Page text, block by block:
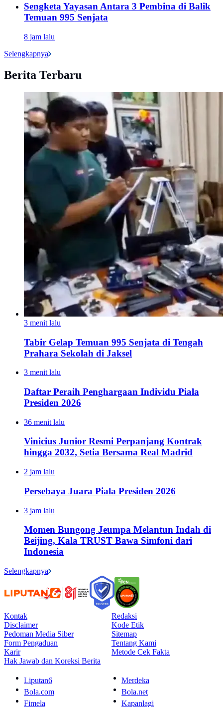
Sengketa Yayasan Antara 3 Pembina di Balik
Temuan 995 Senjata
8 jam lalu
Selengkapnya
Berita Terbaru
3 menit lalu
Tabir Gelap Temuan 995 Senjata di Tengah
Prahara Sekolah di Jaksel
3 menit lalu
Daftar Peraih Penghargaan Individu Piala
Presiden 2026
36 menit lalu
Vinicius Junior Resmi Perpanjang Kontrak
hingga 2032, Setia Bersama Real Madrid
2 jam lalu
Persebaya Juara Piala Presiden 2026
3 jam lalu
Momen Bungong Jeumpa Melantun Indah di
Beijing, Kala TRUST Bawa Simfoni dari
Indonesia
Selengkapnya
Kontak
Redaksi
Disclaimer
Kode Etik
Pedoman Media Siber
Sitemap
Form Pengaduan
Tentang Kami
Karir
Metode Cek Fakta
Hak Jawab dan Koreksi Berita
Liputan6
Merdeka
Bola.com
Bola.net
Fimela
Kapanlagi